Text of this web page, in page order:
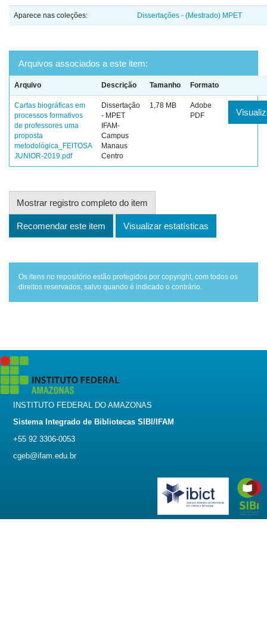
Aparece nas coleções: Dissertações - (Mestrado) MPET
Arquivos associados a este item:
Arquivo Descrição Tamanho Formato
Cartas biográficas em
processos formativos
de professores uma
proposta
metodológica_FEITOSA
JUNIOR-2019.pdf
Dissertação
- MPET
IFAM-
Campus
Manaus
Centro
1,78 MB
Adobe
PDF
Mostrar registro completo do item
Recomendar este item Visualizar estatísticas
Os itens no repositório estão protegidos por copyright, com todos os
direitos reservados, salvo quando é indicado o contrário.
INSTITUTO FEDERAL DO AMAZONAS
Sistema Integrado de Bibliotecas SIBI/IFAM
+55 92 3306-0053
cgeb@ifam.edu.br